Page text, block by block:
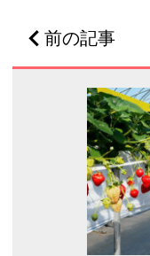
前の記事